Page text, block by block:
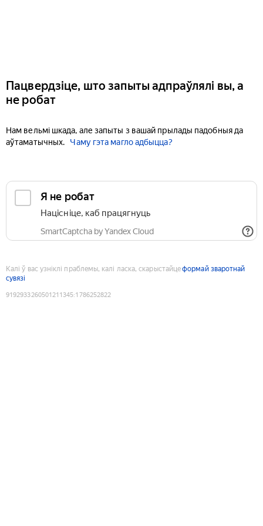
Пацвердзіце, што запыты адпраўлялі вы, а
не робат
Нам вельмі шкада, але запыты з вашай прылады падобныя да
аўтаматычных.
Чаму гэта магло адбыцца?
Я не робат
Націсніце, каб працягнуць
SmartCaptcha by Yandex Cloud
Калі ў вас узніклі праблемы, калі ласка, скарыстайцеформай зваротнай
сувязі
9192933260501211345:1786252822